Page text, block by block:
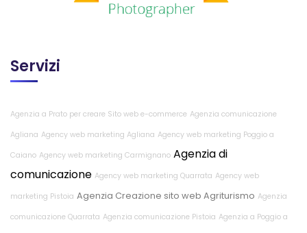
Servizi
Agenzia a Prato per creare Sito web e-commerce Agenzia comunicazione
Agliana Agency web marketing Agliana Agency web marketing Poggio a
Caiano Agency web marketing Carmignano Agenzia di
comunicazione Agency web marketing Quarrata Agency web
marketing Pistoia Agenzia Creazione sito web Agriturismo Agenzia
comunicazione Quarrata Agenzia comunicazione Pistoia Agenzia a Poggio a